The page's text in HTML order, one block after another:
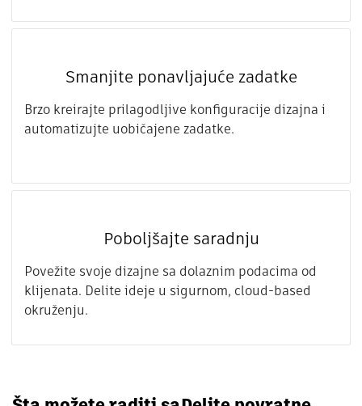
Smanjite ponavljajuće zadatke
Brzo kreirajte prilagodljive konfiguracije dizajna i
automatizujte uobičajene zadatke.
Poboljšajte saradnju
Povežite svoje dizajne sa dolaznim podacima od
klijenata. Delite ideje u sigurnom, cloud-based
okruženju.